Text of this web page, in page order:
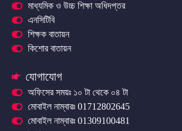
মাধ্যমিক ও উচ্চ শিক্ষা অধিদপ্তর
এনসিটিবি
শিক্ষক বাতায়ন
কিশোর বাতায়ন
যোগাযোগ
অফিসের সময়ঃ ১০ টা থেকে ০৪ টা
মোবাইল নাম্বারঃ 01712802645
মোবাইল নাম্বারঃ 01309100481